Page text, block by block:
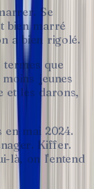
Se
bien marré
a bien rigolé.
termes que
moins jeunes
et les darons,
en mai 2024.
Kiffer.
là, on l'entend